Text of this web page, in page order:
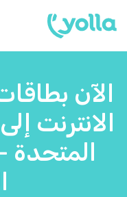
الآن
الانترنت